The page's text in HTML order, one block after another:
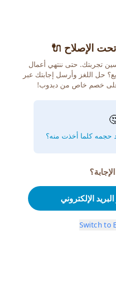
الإصلاح 🔌
تجربتك. حتى ننتهي أعمال
حل اللغز وأرسل إجابتك عبر
على خصم خاص من دبدوب!
حجمه كلما أخذت منه؟
الإلكتروني
Switch to